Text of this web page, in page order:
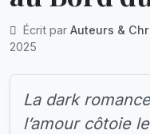
Écrit par Auteurs &
2025
La dark
l’amour côtoie